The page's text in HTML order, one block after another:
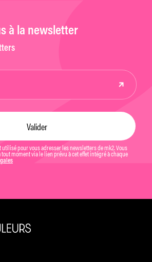
à la newsletter
pour vous adresser les newsletters de mk2. Vous
moment via le lien prévu à cet effet intégré à chaque